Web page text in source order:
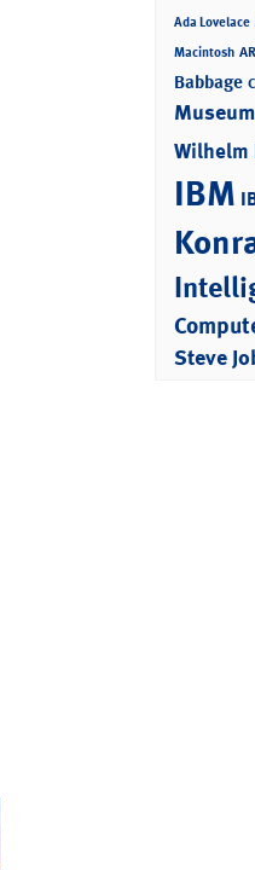
Ada Lovelace
Macintosh
Babbage
Museum
Wilhelm
IBM
Steve